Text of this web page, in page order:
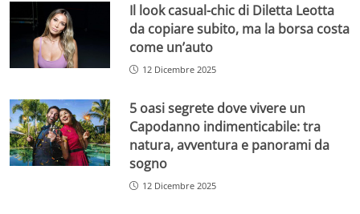
Il look casual-chic di Diletta Leotta
da copiare subito, ma la borsa costa
come un’auto
12 Dicembre 2025
5 oasi segrete dove vivere un
Capodanno indimenticabile: tra
natura, avventura e panorami da
sogno
12 Dicembre 2025